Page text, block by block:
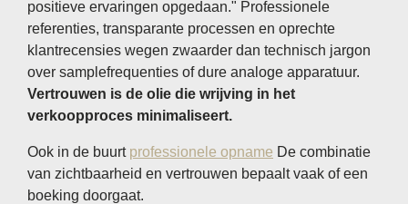
positieve ervaringen opgedaan." Professionele
referenties, transparante processen en oprechte
klantrecensies wegen zwaarder dan technisch jargon
over samplefrequenties of dure analoge apparatuur.
Vertrouwen is de olie die wrijving in het
verkoopproces minimaliseert.
Ook in de buurt professionele opname De combinatie
van zichtbaarheid en vertrouwen bepaalt vaak of een
boeking doorgaat.